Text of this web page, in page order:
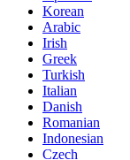
Korean
Arabic
Irish
Greek
Turkish
Italian
Danish
Romanian
Indonesian
Czech